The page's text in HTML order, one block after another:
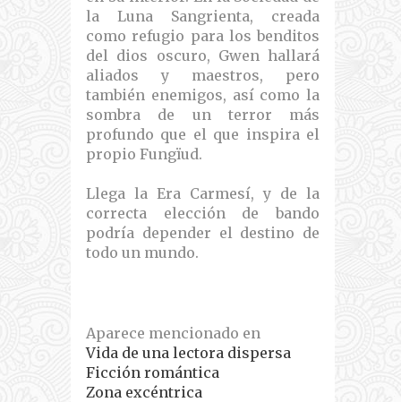
la Luna Sangrienta, creada
como refugio para los benditos
del dios oscuro, Gwen hallará
aliados y maestros, pero
también enemigos, así como la
sombra de un terror más
profundo que el que inspira el
propio Fungïud.
Llega la Era Carmesí, y de la
correcta elección de bando
podría depender el destino de
todo un mundo.
Aparece mencionado en
Vida de una lectora dispersa
Ficción romántica
Zona excéntrica